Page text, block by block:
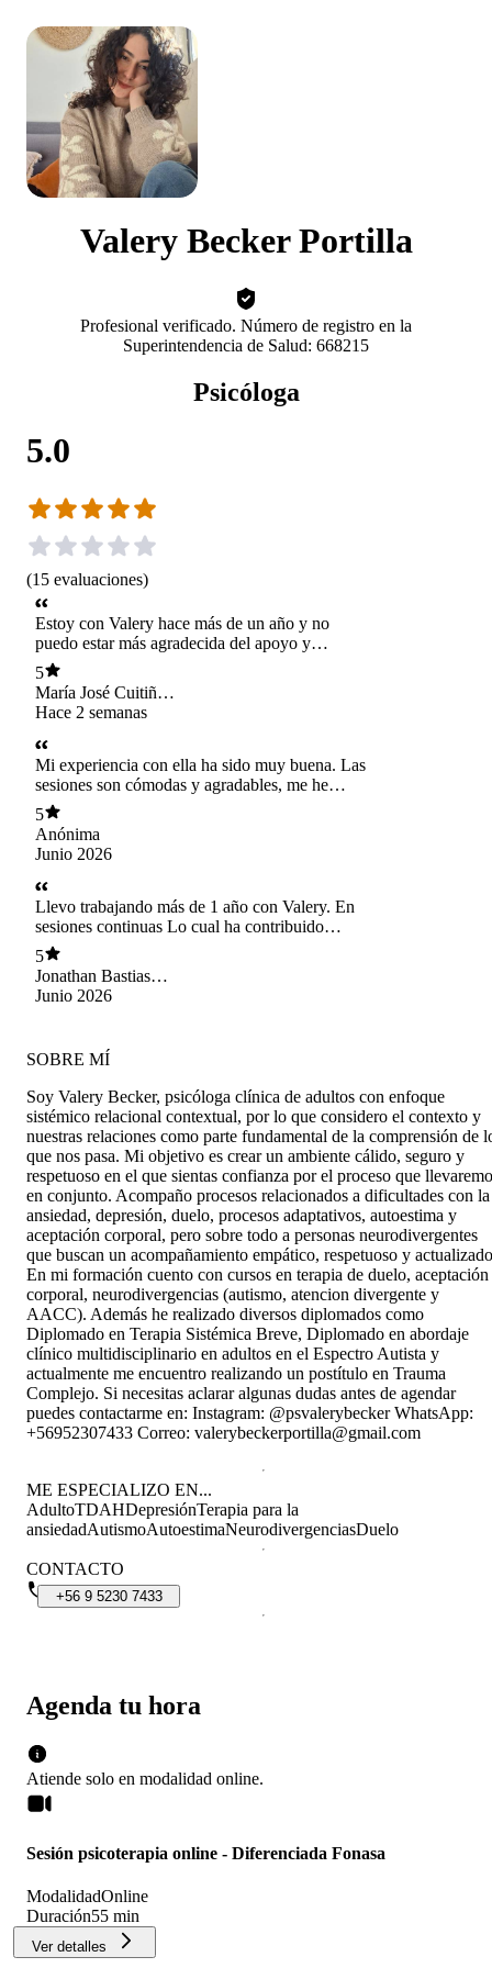
Valery Becker Portilla
Profesional verificado. Número de registro en la
Superintendencia de Salud: 668215
Psicóloga
5.0
(15 evaluaciones)
Estoy con Valery hace más de un año y no
puedo estar más agradecida del apoyo y
compañía en este tiempo, creo fielmente que es
el vínculo terapéutico el que sana y en este caso
lo veo reflejado...da un espacio de confianza y
cercanía, donde el interés es real. Me he
comprendido de muchas formas distintas y esto
ha sido un trabajo en conjunto. Sin dudarlo es
una profesional que recomiendo ✨️❤️‍🩹
5
María José Cuitiño
Quinteros
Hace 2 semanas
Mi experiencia con ella ha sido muy buena. Las
sesiones son cómodas y agradables, me he
sentido en confianza para ser yo misma y
expresar lo que pienso o siento sin miedo a ser
juzgada. Es una profesional cercana y genera un
espacio muy seguro para conversar.
5
Anónima
Junio 2026
Llevo trabajando más de 1 año con Valery. En
sesiones continuas Lo cual ha contribuido
enormemente a mi estabilidad y bienestar
mental. Si bien inicialmente llegué a ella por su
perfil profesional orientado a
neurodivergencias/autismo. Luego de todo el
estrategias para comprender un diagnóstico
tardío en la adultez , también me ha servido en
el proceso posterior, para poder mantener una
estabilidad anímica y motivacional. Valery
trabaja de una manera muy humana, cercana,
empatica, donde valida tu sentir. Te pone en
perspectiva las cosas, y te ayuda o guía en el
proceso de entender mejor las emociones (rabia,
pena, alegría, irritabilidad). La recomiendo
totalmente.
5
Jonathan Bastias
Campos
Junio 2026
Agenda tu hora
Atiende solo en modalidad online.
Sesión psicoterapia online - Diferenciada Fonasa
ModalidadOnline
Duración55 min
Ver detalles
SOBRE MÍ
Soy Valery Becker, psicóloga clínica de adultos con enfoque
sistémico relacional contextual, por lo que considero el contexto y
nuestras relaciones como parte fundamental de la comprensión de
que nos pasa. Mi objetivo es crear un ambiente cálido, seguro y
respetuoso en el que sientas confianza por el proceso que
en conjunto. Acompaño procesos relacionados a dificultades con la
ansiedad, depresión, duelo, procesos adaptativos, autoestima y
aceptación corporal, pero sobre todo a personas neurodivergentes
que buscan un acompañamiento empático, respetuoso y
En mi formación cuento con cursos en terapia de duelo, aceptación
corporal, neurodivergencias (autismo, atencion divergente y
AACC). Además he realizado diversos diplomados como
Diplomado en Terapia Sistémica Breve, Diplomado en abordaje
clínico multidisciplinario en adultos en el Espectro Autista y
actualmente me encuentro realizando un postítulo en Trauma
Complejo. Si necesitas aclarar algunas dudas antes de agendar
puedes contactarme en: Instagram: @psvalerybecker WhatsApp:
+56952307433 Correo: valerybeckerportilla@gmail.com
ME ESPECIALIZO EN...
AdultoTDAHDepresiónTerapia para la
ansiedadAutismoAutoestimaNeurodivergenciasDuelo
CONTACTO
+56 9 5230 7433